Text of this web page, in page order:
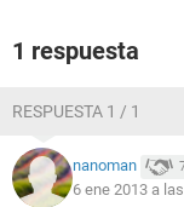
1 respuesta
RESPUESTA 1 / 1
nanoman
6 ene 2013 a